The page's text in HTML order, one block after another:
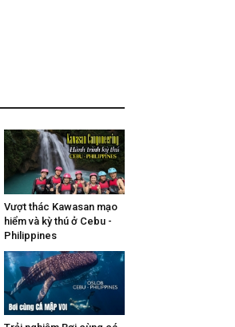
Vượt thác Kawasan mạo
hiểm và kỳ thú ở Cebu -
Philippines